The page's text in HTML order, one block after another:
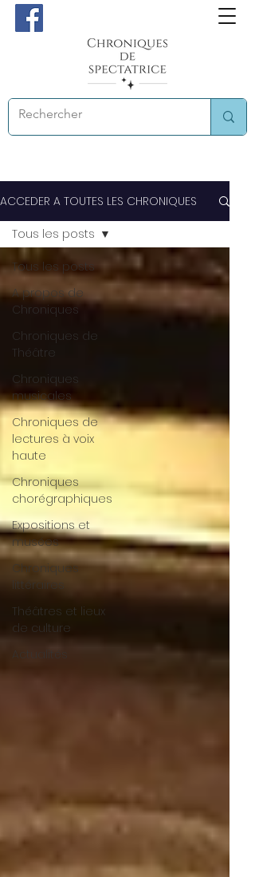
ACCEDER A TOUTES LES CHRONIQUES
Tous les posts
A propos de
Chroniques
Chroniques de
Théâtre
Chroniques
musicales
Chroniques de
lectures à voix
haute
Chroniques
chorégraphiques
Expositions et
musées
Chroniques
littéraires
Théâtres et lieux
de culture
Actualités
Tous les posts